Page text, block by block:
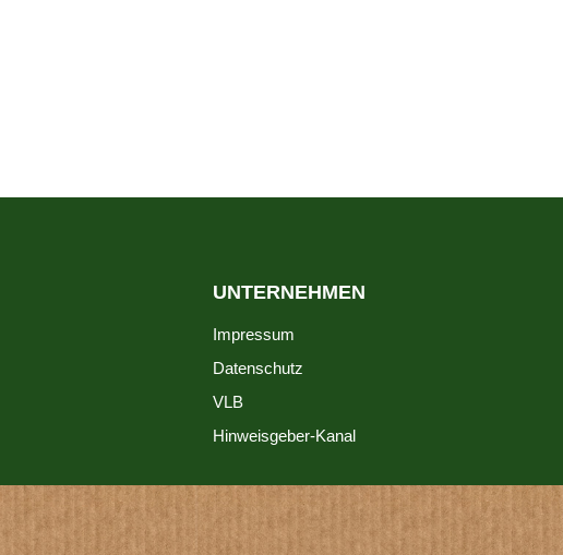
UNTERNEHMEN
Impressum
Datenschutz
VLB
Hinweisgeber-Kanal